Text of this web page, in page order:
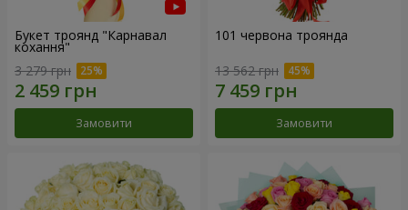
Букет троянд "Карнавал
кохання"
3 279 грн
Замовити
101 червона троянда
13 562 грн
Замовити